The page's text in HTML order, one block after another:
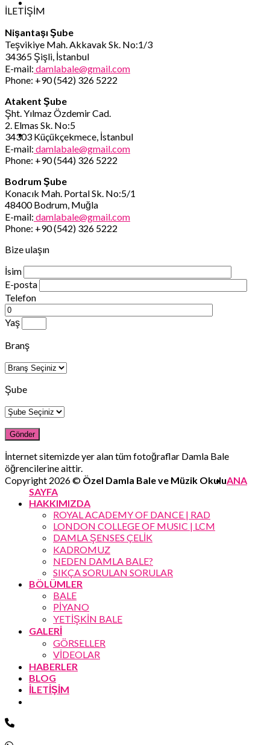
İLETİŞİM
Nişantaşı Şube
Teşvikiye Mah. Akkavak Sk. No:1/3
34365 Şişli, İstanbul
E-mail: damlabale@gmail.com
Phone: +90 (542) 326 5222
Atakent Şube
Şht. Yılmaz Özdemir Cad.
2. Elmas Sk. No:5
34303 Küçükçekmece, İstanbul
E-mail: damlabale@gmail.com
Phone: +90 (544) 326 5222
Bodrum Şube
Konacık Mah. Portal Sk. No:5/1
48400 Bodrum, Muğla
E-mail: damlabale@gmail.com
Phone: +90 (542) 326 5222
Bize ulaşın
İsim
E-posta
Telefon
Yaş
Branş
Şube
İnternet sitemizde yer alan tüm fotoğraflar Damla Bale
öğrencilerine aittir.
Copyright 2026 © Özel Damla Bale ve Müzik OkuluANA
SAYFA
HAKKIMIZDA
ROYAL ACADEMY OF DANCE | RAD
LONDON COLLEGE OF MUSIC | LCM
DAMLA ŞENSES ÇELİK
KADROMUZ
NEDEN DAMLA BALE?
SIKÇA SORULAN SORULAR
BÖLÜMLER
BALE
PİYANO
YETİŞKİN BALE
GALERİ
GÖRSELLER
VİDEOLAR
HABERLER
BLOG
İLETİŞİM